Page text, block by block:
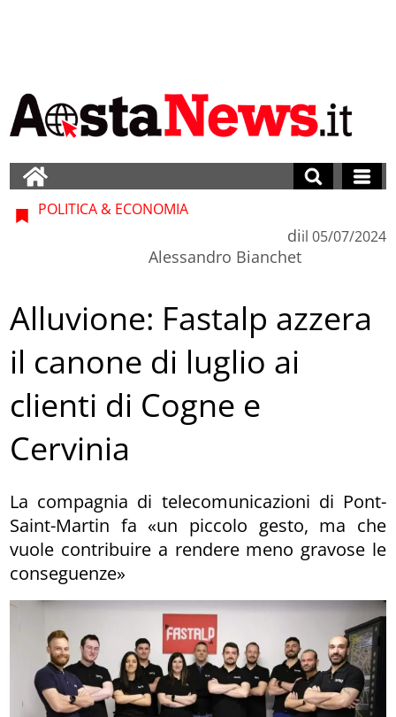
POLITICA & ECONOMIA
di
Alessandro Bianchet
il 05/07/2024
Alluvione: Fastalp azzera
il canone di luglio ai
clienti di Cogne e
Cervinia
La compagnia di telecomunicazioni di Pont-
Saint-Martin fa «un piccolo gesto, ma che
vuole contribuire a rendere meno gravose le
conseguenze»